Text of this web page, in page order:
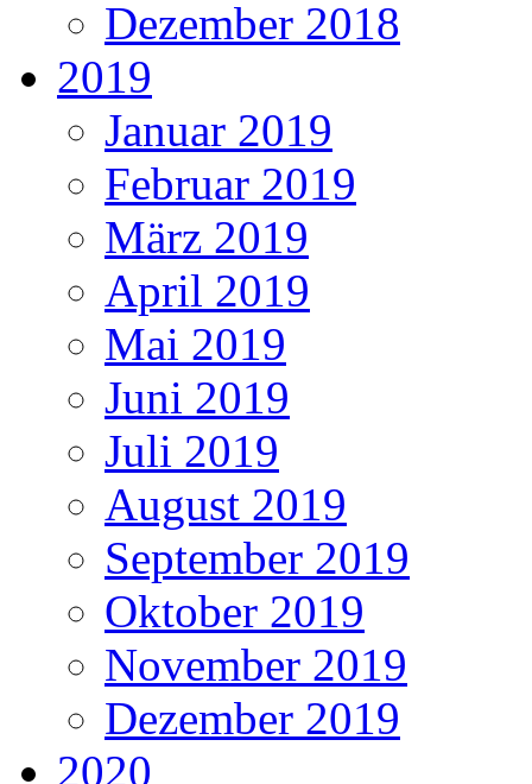
Dezember 2018
2019
Januar 2019
Februar 2019
März 2019
April 2019
Mai 2019
Juni 2019
Juli 2019
August 2019
September 2019
Oktober 2019
November 2019
Dezember 2019
2020